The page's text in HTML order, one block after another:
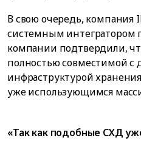
В свою очередь, компания
системным интегратором
компании подтвердили,
полностью совместимой
инфраструктурой
уже использующимся
«Так как подобные СХД